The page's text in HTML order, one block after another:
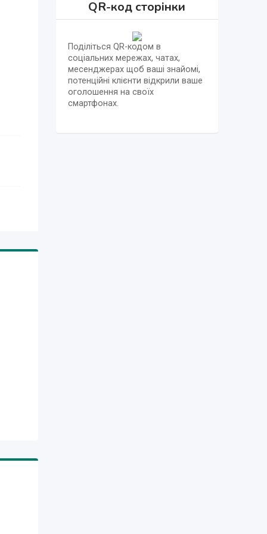
QR-код сторінки
Поділіться QR-кодом в
соціальних мережах, чатах,
месенджерах щоб ваші знайомі,
потенційні клієнти відкрили ваше
оголошення на своїх
смартфонах.